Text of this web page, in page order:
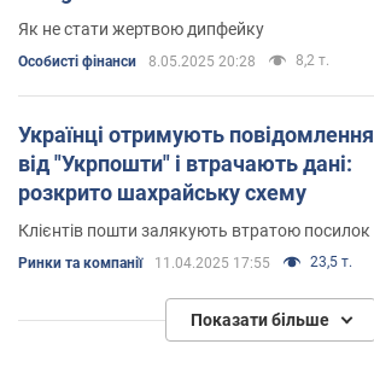
Як не стати жертвою дипфейку
Особисті фінанси 8.05.2025 20:28 8,2 т.
Українці отримують повідомлення
від "Укрпошти" і втрачають дані:
розкрито шахрайську схему
Клієнтів пошти залякують втратою посилок
Ринки та компанії 11.04.2025 17:55 23,5 т.
Показати більше